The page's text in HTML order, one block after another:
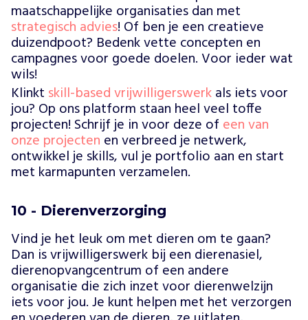
maatschappelijke organisaties dan met
strategisch advies! Of ben je een creatieve
duizendpoot? Bedenk vette concepten en
campagnes voor goede doelen. Voor ieder wat
wils!
Klinkt skill-based vrijwilligerswerkals iets voor
jou? Op ons platform staan heel veel toffe
projecten! Schrijf je in voor deze of een van
onze projecten en verbreed je netwerk,
ontwikkel je skills, vul je portfolio aan en start
met karmapunten verzamelen.
10 - Dierenverzorging
Vind je het leuk om met dieren om te gaan?
Dan is vrijwilligerswerk bij een dierenasiel,
dierenopvangcentrum of een andere
organisatie die zich inzet voor dierenwelzijn
iets voor jou. Je kunt helpen met het verzorgen